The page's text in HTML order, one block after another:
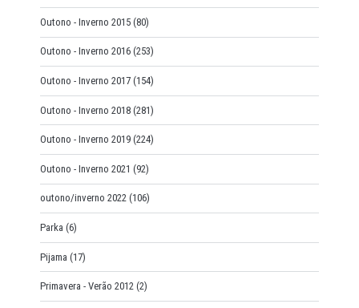
Outono - Inverno 2015 (80)
Outono - Inverno 2016 (253)
Outono - Inverno 2017 (154)
Outono - Inverno 2018 (281)
Outono - Inverno 2019 (224)
Outono - Inverno 2021 (92)
outono/inverno 2022 (106)
Parka (6)
Pijama (17)
Primavera - Verão 2012 (2)